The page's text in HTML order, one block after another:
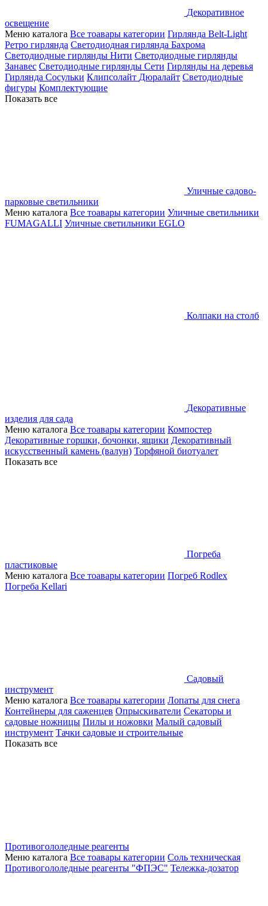
Декоративное
освещение
Меню каталога Все тоавары категории Гирлянда Belt-Light
Ретро гирлянда Светодиодная гирлянда Бахрома
Светодиодные гирлянды Нити Светодиодные гирлянды
Занавес Светодиодные гирлянды Сети Гирлянды на деревья
Гирлянда Сосульки Клипсолайт Дюралайт Светодиодные
фигуры Комплектующие
Показать все
Уличные садово-
парковые светильники
Меню каталога Все тоавары категории Уличные светильники
FUMAGALLI Уличные светильники EGLO
Колпаки на столб
Декоративные
изделия для сада
Меню каталога Все тоавары категории Компостер
Декоративные горшки, бочонки, ящики Декоративный
искусственный камень (валун) Торфяной биотуалет
Показать все
Погреба
пластиковые
Меню каталога Все тоавары категории Погреб Rodlex
Погреба Kellari
Садовый
инструмент
Меню каталога Все тоавары категории Лопаты для снега
Контейнеры для саженцев Опрыскиватели Секаторы и
садовые ножницы Пилы и ножовки Малый садовый
инструмент Тачки садовые и строительные
Показать все
Противогололедные реагенты
Меню каталога Все тоавары категории Соль техническая
Противогололедные реагенты "ФПЭС" Тележка-дозатор